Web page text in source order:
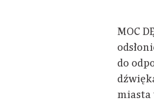
MOC
do
miasta